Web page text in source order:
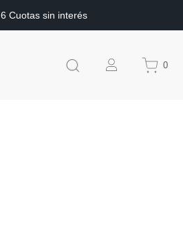
6 Cuotas sin interés
0